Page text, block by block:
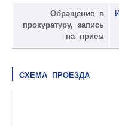
Обращение в
прокуратуру, запись
на прием
СХЕМА ПРОЕЗДА